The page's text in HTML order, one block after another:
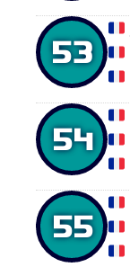
53
54
55